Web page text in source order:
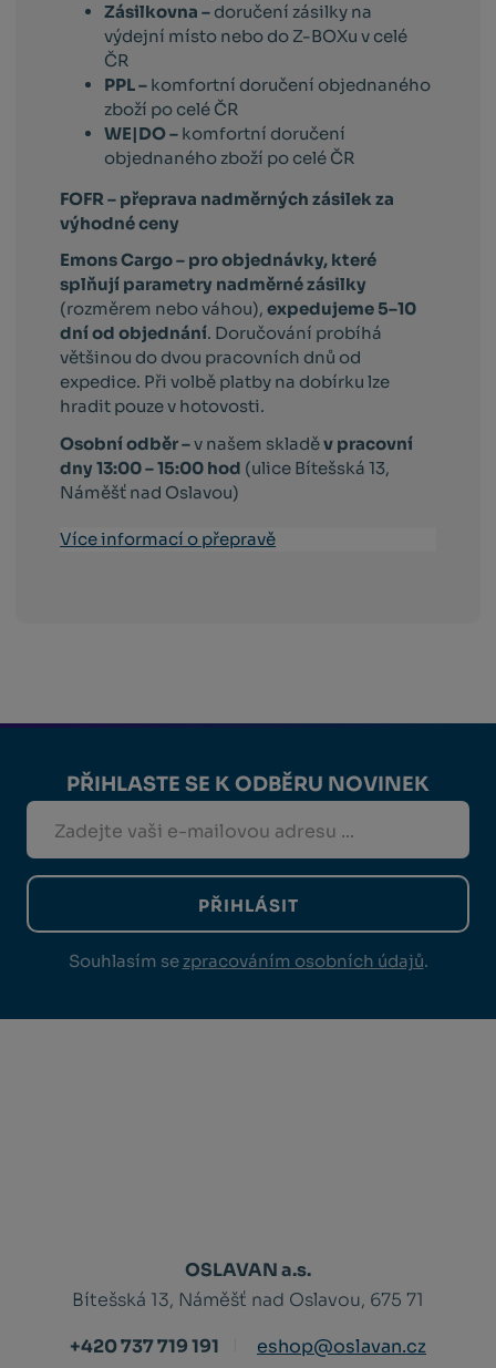
Zásilkovna – doručení zásilky na
výdejní místo nebo do Z-BOXu v celé
ČR
PPL – komfortní doručení objednaného
zboží po celé ČR
WE|DO – komfortní doručení
objednaného zboží po celé ČR
FOFR – přeprava nadměrných zásilek za
výhodné ceny
Emons Cargo – pro objednávky, které
splňují parametry nadměrné zásilky
(rozměrem nebo váhou),expedujeme 5–10
dní od objednání. Doručování probíhá
většinou do dvou pracovních dnů od
expedice. Při volbě platby na dobírku lze
hradit pouze v hotovosti.
Osobní odběr –v našem skladěv pracovní
dny 13:00 – 15:00 hod (ulice Bítešská 13,
Náměšť nad Oslavou)
Více informací o přepravě
PŘIHLASTE SE K ODBĚRU NOVINEK
PŘIHLÁSIT
Souhlasím se zpracováním osobních údajů.
OSLAVAN a.s.
Bítešská 13, Náměšť nad Oslavou, 675 71
+420 737 719 191
eshop@oslavan.cz